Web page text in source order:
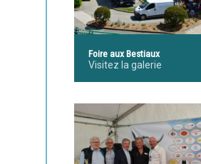
Foire aux Bestiaux
Visitez la galerie